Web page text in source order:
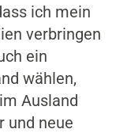
ich mein
verbringen
ein
wählen,
Ausland
und neue